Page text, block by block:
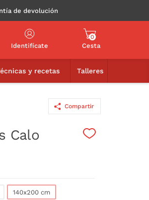
de devolución
Identifícate
0
Cesta
y recetas Talleres
Calo
140x200 cm
Compartir